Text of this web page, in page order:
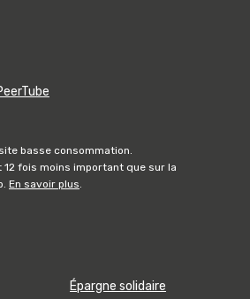
basse consommation.
fois moins important que sur la
En savoir plus
Épargne solidaire